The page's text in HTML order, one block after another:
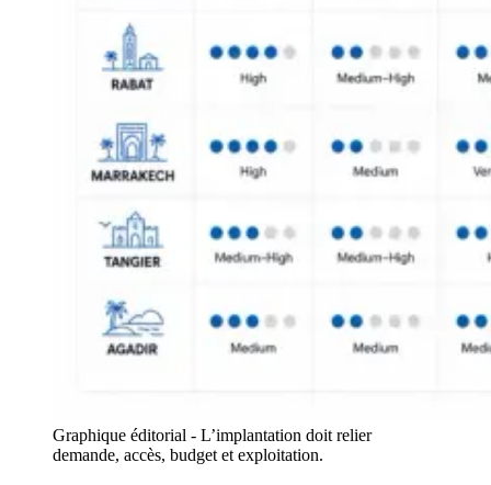
Graphique éditorial - L’implantation doit relier
demande, accès, budget et exploitation.